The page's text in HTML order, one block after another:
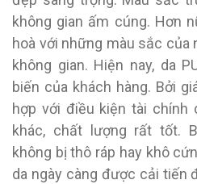
không gian ấm cúng. Hơn
hoà với những màu sắc
không gian. Hiện nay, da
biến của khách hàng. Bởi
hợp với điều kiện tài chính
khác, chất lượng rất tốt.
không bị thô ráp hay khô
da ngày càng được cải tiến